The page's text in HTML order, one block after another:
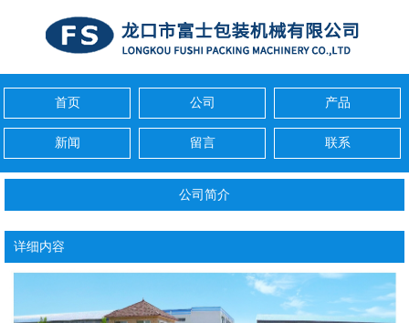
首页 公司 产品
新闻 留言 联系
公司简介
详细内容